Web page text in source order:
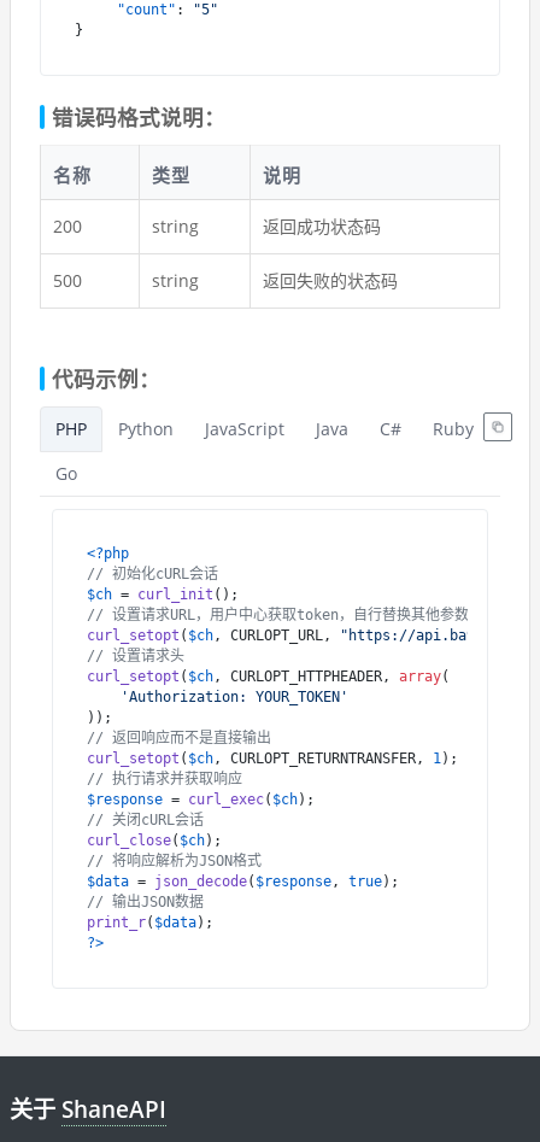
"count" :
"5"
}
错误码格式说明：
名称 类型 说明
200 string 返回成功状态码
500 string 返回失败的状态码
代码示例：
PHP Python JavaScript Java C#
Ruby
Go
<?php
// 初始化cURL会话
$ch = curl_init
// 设置请求URL，用户中心获取token，自行替换其他参数
curl_setopt ( $ch, CURLOPT_URL,
"https://api.ba9.cn/
// 设置请求头
curl_setopt ( $ch, CURLOPT_HTTPHEADER, array(
'Authorization: YOUR_TOKEN'
// 返回响应而不是直接输出
curl_setopt ( $ch, CURLOPT_RETURNTRANSFER, 1
// 执行请求并获取响应
$response = curl_exec( $ch
// 关闭cURL会话
curl_close( $ch
// 将响应解析为JSON格式
$data = json_decode( $response, true
// 输出JSON数据
print_r( $data
?>
关于 ShaneAPI